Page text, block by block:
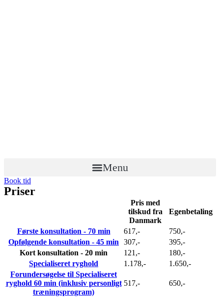
Menu
Book tid
Priser
Pris med
tilskud fra
Danmark
Egenbetaling
Første konsultation - 70 min 617,-
750,-
Opfølgende konsultation - 45 min
307,-
395,-
Kort konsultation - 20 min
121,-
180,-
Specialiseret ryghold
1.178,-
1.650,-
Forundersøgelse til Specialiseret
ryghold 60 min (inklusiv personligt
træningsprogram)
517,- 650,-